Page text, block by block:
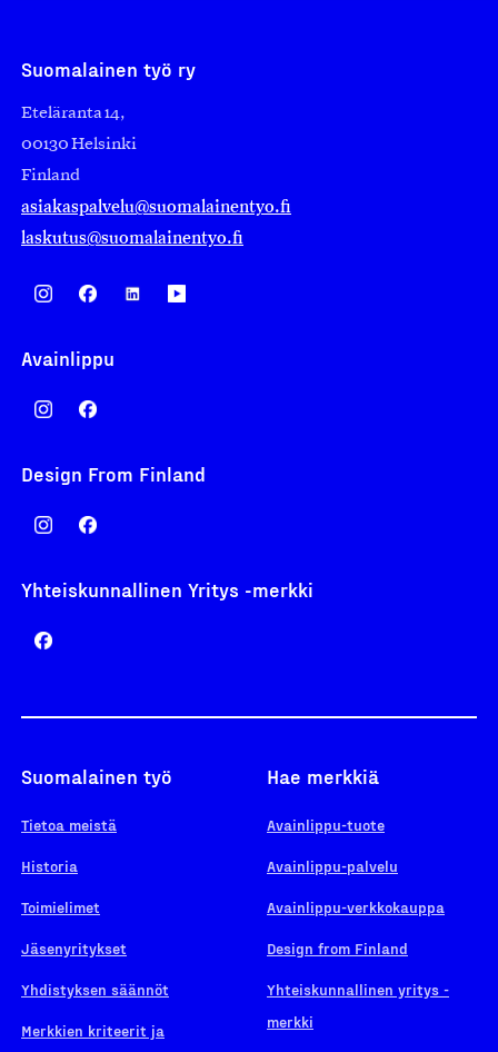
Suomalainen työ ry
Eteläranta 14,
00130 Helsinki
Finland
asiakaspalvelu@suomalainentyo.fi
laskutus@suomalainentyo.fi
Avainlippu
Design From Finland
Yhteiskunnallinen Yritys -merkki
Suomalainen työ
Tietoa meistä
Historia
Toimielimet
Jäsenyritykset
Yhdistyksen säännöt
Merkkien kriteerit ja
Hae merkkiä
Avainlippu-tuote
Avainlippu-palvelu
Avainlippu-verkkokauppa
Design from Finland
Yhteiskunnallinen yritys -
merkki